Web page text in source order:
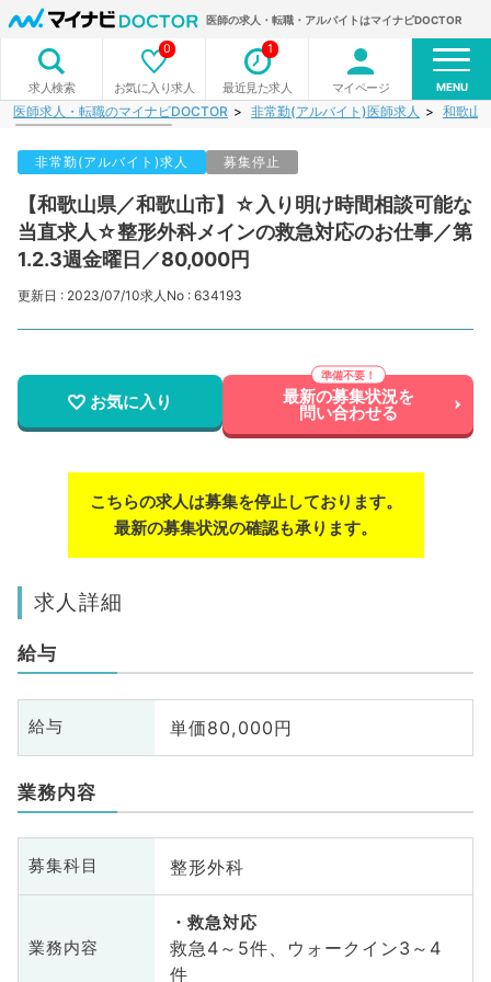
医師の求人・転職・アルバイトはマイナビDOCTOR
求人検索 お気に入り求人
0
最近見た求人
1
マイページ MENU
医師求人・転職のマイナビDOCTOR 非常勤(アルバイト)医師求人 和歌山
非常勤(アルバイト)求人 募集停止
【和歌山県／和歌山市】☆入り明け時間相談可能な
当直求人☆整形外科メインの救急対応のお仕事／第
1.2.3週金曜日／80,000円
更新日 : 2023/07/10求人No : 634193
お気に入り 最新の募集状況を
問い合わせる
こちらの求人は募集を停止しております。
最新の募集状況の確認も承ります。
求人詳細
給与
給与 単価80,000円
業務内容
募集科目 整形外科
業務内容
救急対応
救急4～5件、ウォークイン3～4
件